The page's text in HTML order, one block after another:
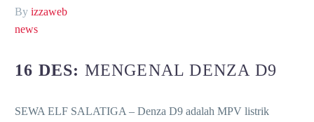
By izzaweb
news
16 DES: MENGENAL DENZA D9
SEWA ELF SALATIGA – Denza D9 adalah MPV listrik